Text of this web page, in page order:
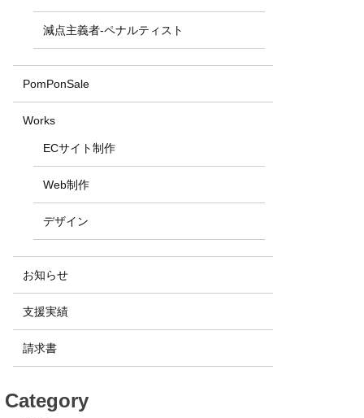
減点主義者-ペナルティスト
PomPonSale
Works
ECサイト制作
Web制作
デザイン
お知らせ
支援実績
請求書
Category